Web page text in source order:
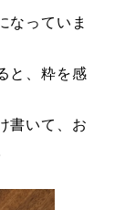
なっていま
と、粋を感
書いて、お